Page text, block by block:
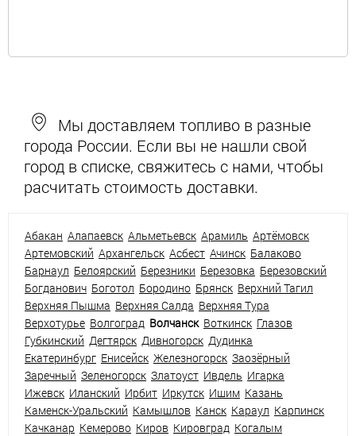
Мы доставляем топливо в разные
города России. Если вы не нашли свой
город в списке, свяжитесь с нами, чтобы
расчитать стоимость доставки.
Абакан Алапаевск Альметьевск Арамиль Артёмовск
Артемовский Архангельск Асбест Ачинск Балаково
Барнаул Белоярский Березники Березовка Березовский
Богданович Боготол Бородино Брянск Верхний Тагил
Верхняя Пышма Верхняя Салда Верхняя Тура
Верхотурье Волгоград Волчанск Воткинск Глазов
Губкинский Дегтярск Дивногорск Дудинка
Екатеринбург Енисейск Железногорск Заозёрный
Заречный Зеленогорск Златоуст Ивдель Игарка
Ижевск Иланский Ирбит Иркутск Ишим Казань
Каменск-Уральский Камышлов Канск Караул Карпинск
Качканар Кемерово Киров Кировград Когалым